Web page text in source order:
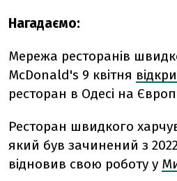
Нагадаємо:
Мережа ресторанів
McDonald's 9 квітня
ресторан в Одесі на
Ресторан швидкого
який був зачинений з
відновив свою роботу у